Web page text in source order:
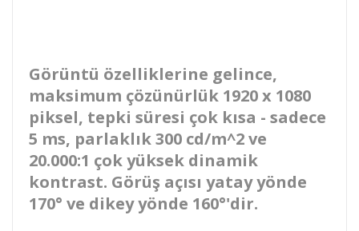
Görüntü özelliklerine gelince,
maksimum çözünürlük 1920 x 1080
piksel, tepki süresi çok kısa - sadece
5 ms, parlaklık 300 cd/m^2 ve
20.000:1 çok yüksek dinamik
kontrast. Görüş açısı yatay yönde
170° ve dikey yönde 160°'dir.